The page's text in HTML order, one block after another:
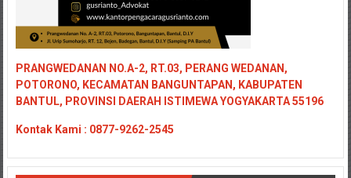
PRANGWEDANAN NO.A-2, RT.03, PERANG WEDANAN,
POTORONO, KECAMATAN BANGUNTAPAN, KABUPATEN
BANTUL, PROVINSI DAERAH ISTIMEWA YOGYAKARTA 55196
Kontak Kami : 0877-9262-2545